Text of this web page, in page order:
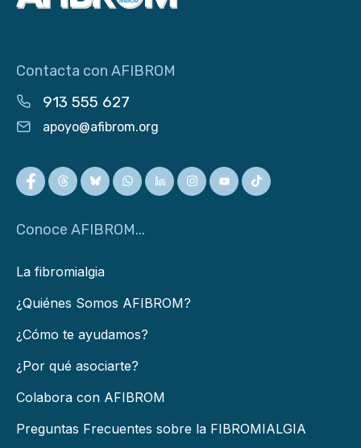
Contacta con AFIBROM
913 555 627
apoyo@afibrom.org
Conoce AFIBROM...
La fibromialgia
¿Quiénes Somos AFIBROM?
¿Cómo te ayudamos?
¿Por qué asociarte?
Colabora con AFIBROM
Preguntas Frecuentes sobre la FIBROMIALGIA